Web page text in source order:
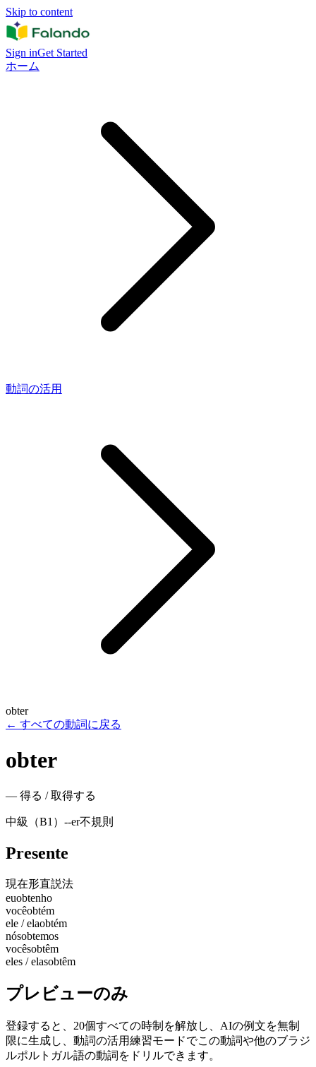
Skip to content
Sign inGet Started
ホーム
動詞の活用
obter
← すべての動詞に戻る
obter
— 得る / 取得する
中級（B1） --er不規則
Presente
現在形直説法
euobtenho
vocêobtém
ele / elaobtém
nósobtemos
vocêsobtêm
eles / elasobtêm
プレビューのみ
登録すると、20個すべての時制を解放し、AIの例文を無制
限に生成し、動詞の活用練習モードでこの動詞や他のブラジ
ルポルトガル語の動詞をドリルできます。